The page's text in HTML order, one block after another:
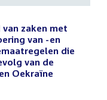
zaken met
van -en
die
van de
Oekraïne